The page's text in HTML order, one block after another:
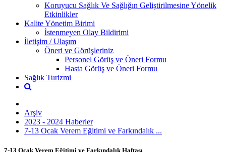
Koruyucu Sağlık Ve Sağlığın Geliştirilmesine Yönelik
Etkinlikler
Kalite Yönetim Birimi
İstenmeyen Olay Bildirimi
İletişim / Ulaşım
Öneri ve Görüşleriniz
Personel Görüş ve Öneri Formu
Hasta Görüş ve Öneri Formu
Sağlık Turizmi
Arşiv
2023 - 2024 Haberler
7-13 Ocak Verem Eğitimi ve Farkındalık ...
7-13 Ocak Verem Eğitimi ve Farkındalık Haftası